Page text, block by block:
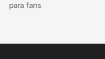
para fans